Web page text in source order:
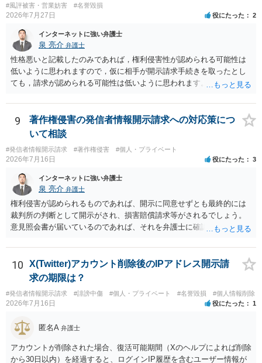
#風評被害・営業妨害
#名誉毀損
2026年7月27日 役にたった 2
インターネットに強い弁護士
泉 亮介 弁護士
性格悪いと記載したのみであれば，権利侵害性が認められる可能性は
低いように思われますので，仮に相手が開示請求手続きを取ったとし
ても，請求が認められる可能性は低いように思われます。
9
著作権侵害の発信者情報開示請求への対応策につ
いて相談
#発信者情報開示請求 #著作権侵害 #個人・プライベート
2026年7月16日 役にたった 3
インターネットに強い弁護士
泉 亮介 弁護士
権利侵害が認められるものであれば、開示に同意せずとも最終的には
裁判所の判断として開示がされ、損害賠償請求等がされるでしょう。
意見照会書が届いているのであれば、それを弁護士に確認してもらっ
いかと思われます。
10
X(Twitter)アカウント削除後のIPアドレス開示請
求の期限は？
#発信者情報開示請求 #誹謗中傷 #個人・プライベート #名誉毀損 #個人情報削除
2026年7月16日 役にたった 1
匿名A 弁護士
アカウントが削除された場合、復活可能期間（Xのヘルプによれば削除
から30日以内）を経過すると、ログインIP履歴を含むユーザー情報が